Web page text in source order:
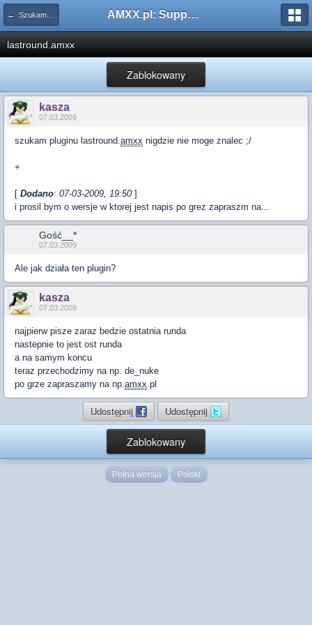
← Szukam pluginu AMXX.pl: Support AMX Mod X i SourceMod
lastround.amxx
Zablokowany
kasza
07.03.2009
szukam pluginu lastround.amxx nigdzie nie moge znalec ;/
+
[ Dodano: 07-03-2009, 19:50 ]
i prosil bym o wersje w ktorej jest napis po grez zapraszm na...
Gość__*
07.03.2009
Ale jak działa ten plugin?
kasza
07.03.2009
najpierw pisze zaraz bedzie ostatnia runda
nastepnie to jest ost runda
a na samym koncu
teraz przechodzimy na np. de_nuke
po grze zapraszamy na np.amxx.pl
Udostępnij Udostępnij
Zablokowany
Pełna wersja Polski